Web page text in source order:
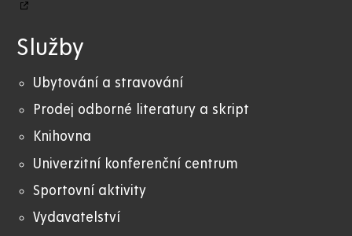
Služby
Ubytování a stravování
Prodej odborné literatury a skript
Knihovna
Univerzitní konferenční centrum
Sportovní aktivity
Vydavatelství